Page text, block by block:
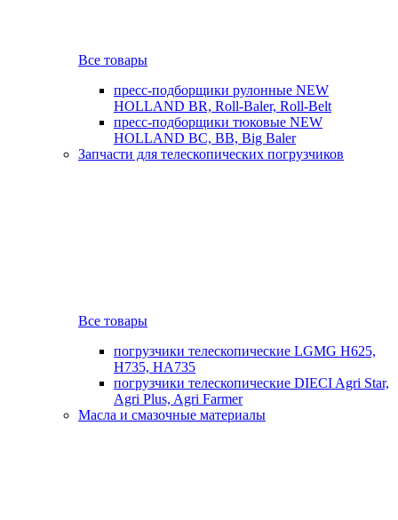
Все товары
пресс-подборщики рулонные NEW
HOLLAND BR, Roll-Baler, Roll-Belt
пресс-подборщики тюковые NEW
HOLLAND BC, BB, Big Baler
Запчасти для телескопических погрузчиков
Все товары
погрузчики телескопические LGMG H625,
H735, HA735
погрузчики телескопические DIECI Agri Star,
Agri Plus, Agri Farmer
Масла и смазочные материалы